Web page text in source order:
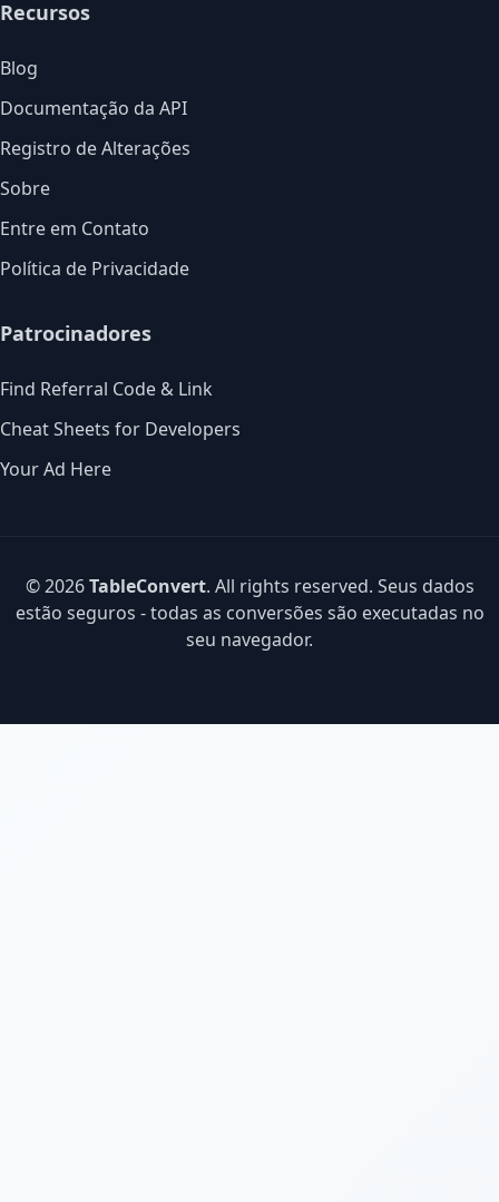
Recursos
Blog
Documentação da API
Registro de Alterações
Sobre
Entre em Contato
Política de Privacidade
Patrocinadores
Find Referral Code & Link
Cheat Sheets for Developers
Your Ad Here
© 2026TableConvert. All rights reserved. Seus dados
estão seguros - todas as conversões são executadas no
seu navegador.